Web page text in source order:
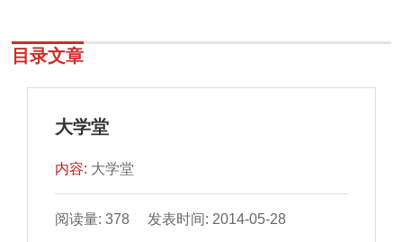
目录文章
大学堂
内容: 大学堂
阅读量: 378 发表时间: 2014-05-28